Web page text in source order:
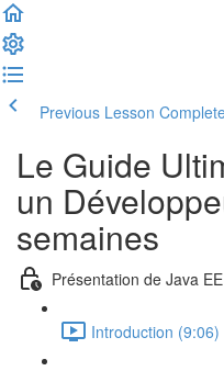
Previous Lesson
Le Guide
un
semaines
Présentation de Java EE
Introduction (9:06)